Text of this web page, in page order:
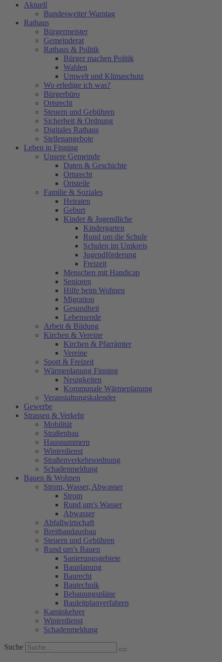
Aktuell
Bundesweiter Warntag
Rathaus
Bürgermeister
Gemeinderat
Rathaus & Politik
Bürger machen Politik
Wahlen
Umwelt und Klimaschutz
Wo erledige ich was?
Bürgerbüro
Ortsrecht
Steuern und Gebühren
Sicherheit & Ordnung
Digitales Rathaus
Stellenangebote
Leben in Finning
Unsere Gemeinde
Daten & Geschichte
Ortsrecht
Ortsteile
Familie & Soziales
Heiraten
Geburt
Kinder & Jugendliche
Kindergarten
Rund um die Schule
Schulen im Umkreis
Jugendförderung
Freizeit
Menschen mit Handicap
Senioren
Hilfe beim Wohnen
Migration
Gesundheit
Lebensende
Arbeit & Bildung
Kirchen & Vereine
Kirchen & Pfarrämter
Vereine
Sport & Freizeit
Wärmeplanung Finning
Neuigkeiten
Kommunale Wärmeplanung
Veranstaltungskalender
Gewerbe
Strassen & Verkehr
Mobilität
Straßenbau
Hausnummern
Winterdienst
Straßenverkehrsordnung
Schadenmeldung
Bauen & Wohnen
Strom, Wasser, Abwasser
Strom
Rund um’s Wasser
Abwasser
Abfallwirtschaft
Breitbandausbau
Steuern und Gebühren
Rund um’s Bauen
Sanierungsgebiete
Bauplanung
Baurecht
Bautechnik
Bebauungspläne
Bauleitplanverfahren
Kaminkehrer
Winterdienst
Schadenmeldung
Suche